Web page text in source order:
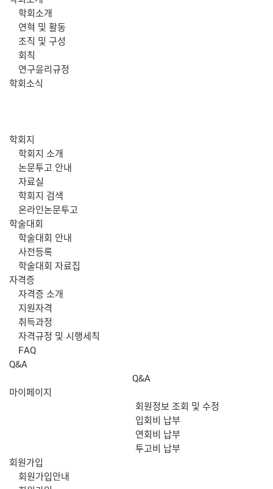
학회소개
연혁 및 활동
조직 및 구성
회칙
연구윤리규정
학회소식
학회지
학회지 소개
논문투고 안내
자료실
학회지 검색
온라인논문투고
학술대회
학술대회 안내
사전등록
학술대회 자료집
자격증
자격증 소개
지원자격
취득과정
자격규정 및 시행세칙
FAQ
Q&A
Q&A
마이페이지
회원정보 조회 및 수정
입회비 납부
연회비 납부
투고비 납부
회원가입
회원가입안내